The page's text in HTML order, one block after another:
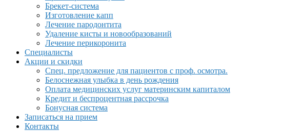
Брекет-система
Изготовление капп
Лечение пародонтита
Удаление кисты и новообразований
Лечение перикоронита
Специалисты
Акции и скидки
Спец. предложение для пациентов с проф. осмотра.
Белоснежная улыбка в день рождения
Оплата медицинских услуг материнским капиталом
Кредит и беспроцентная рассрочка
Бонусная система
Записаться на прием
Контакты